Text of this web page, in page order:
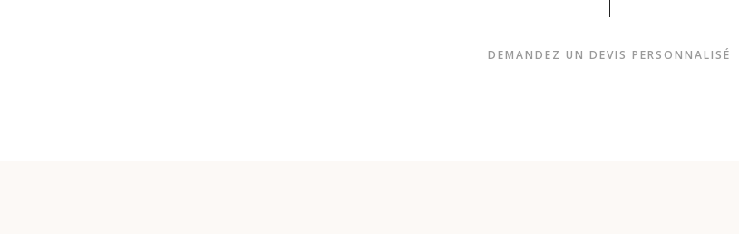
DEMANDEZ UN DEVIS PERSONNALISÉ